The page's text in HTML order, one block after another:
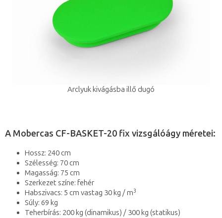
Arclyuk kivágásba illő dugó
A Mobercas CF-BASKET-20 fix vizsgálóágy méretei:
Hossz: 240 cm
Szélesség: 70 cm
Magasság: 75 cm
Szerkezet színe: fehér
Habszivacs: 5 cm vastag 30 kg / m3
Súly: 69 kg
Teherbírás: 200 kg (dinamikus) / 300 kg (statikus)